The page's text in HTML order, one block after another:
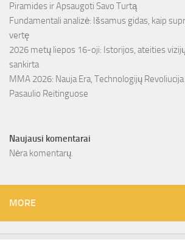
Piramides ir Apsaugoti Savo Turtą
Fundamentali analizė: Išsamus gidas, kaip
vertę
2026 metų liepos 16-oji: Istorijos, ateities
sankirta
MMA 2026: Nauja Era, Technologijų
Pasaulio Reitinguose
Naujausi komentarai
Nėra komentarų.
MORE